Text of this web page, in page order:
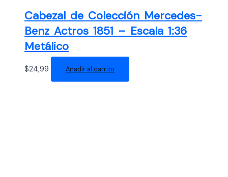
Cabezal de Colección Mercedes-
Benz Actros 1851 – Escala 1:36
Metálico
$24,99 Añadir al carrito